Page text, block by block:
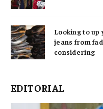
Looking to up
jeans from
considering
EDITORIAL